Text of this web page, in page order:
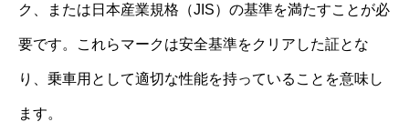
ク、または日本産業規格（JIS）の基準を満たすことが必
要です。これらマークは安全基準をクリアした証とな
り、乗車用として適切な性能を持っていることを意味し
ます。